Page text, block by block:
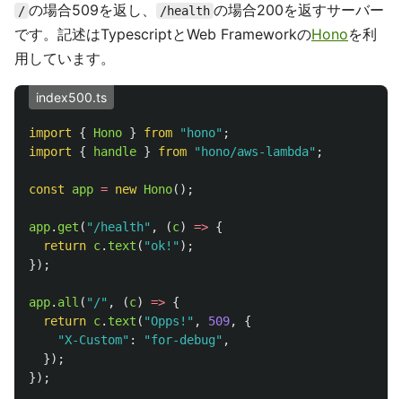
/ の場合509を返し、 /health の場合200を返すサーバー
です。記述はTypescriptとWeb FrameworkのHonoを利
用しています。
index500.ts
import { Hono } from " hono" ;
import
{ handle } from " hono/aws-lambda" ;
const app = new Hono();
app. get ( " /health" , (c) => {
return c. text ( "ok! " );
});
app. all ( " /" , (c) => {
return c. text ( "Opps! " , 509,
{
"X-Custom" : "for-debug" ,
});
});